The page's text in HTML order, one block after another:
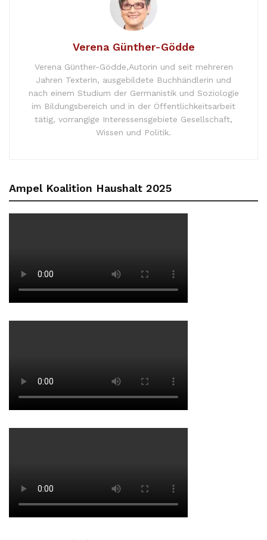
Verena Günther-Gödde
Verena Günther-Gödde,Autorin und seit mehreren
Jahren Texterin, ausgebildete Buchhändlerin und
nach einem Studium der Germanistik und Soziologie
im Bildungsbereich und in der Öffentlichkeitsarbeit
tätig, vorrangige Interessensgebiete Gesellschaft,
Wissen und Politik.
Ampel Koalition Haushalt 2025